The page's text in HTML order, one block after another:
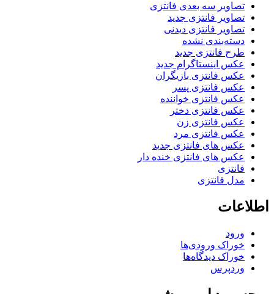
تصاویر سه بعدی فانتزی
تصاویر فانتزی جدید
تصاویر فانتزی دیدنی
دسته‌بندی نشده
طرح فانتزی جدید
عکس اینستاگرام جدید
عکس فانتزی بازیگران
عکس فانتزی پسر
عکس فانتزی خواننده
عکس فانتزی دختر
عکس فانتزی زن
عکس فانتزی مرد
عکس های فانتزی جدید
عکس های فانتزی خنده دار
فانتزی
مدل فانتزی
اطلاعات
ورود
خوراک ورودی‌ها
خوراک دیدگاه‌ها
وردپرس